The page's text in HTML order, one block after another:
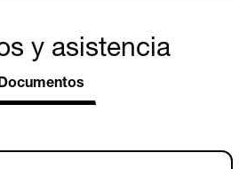
y asistencia